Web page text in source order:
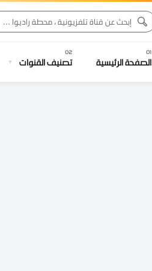
الصفحة الرئيسية تصنيف القنوات